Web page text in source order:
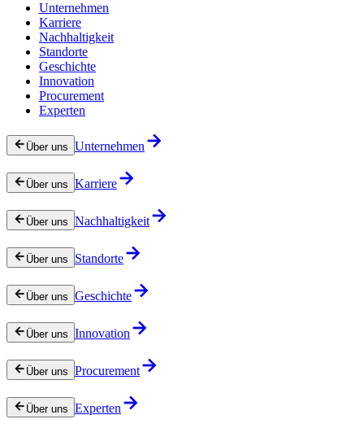
Unternehmen
Karriere
Nachhaltigkeit
Standorte
Geschichte
Innovation
Procurement
Experten
Über uns Unternehmen
Über uns Karriere
Über uns Nachhaltigkeit
Über uns Standorte
Über uns Geschichte
Über uns Innovation
Über uns Procurement
Über uns Experten